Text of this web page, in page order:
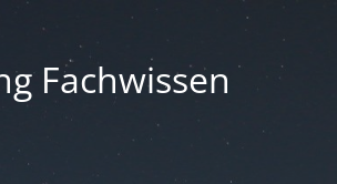
Fachwissen